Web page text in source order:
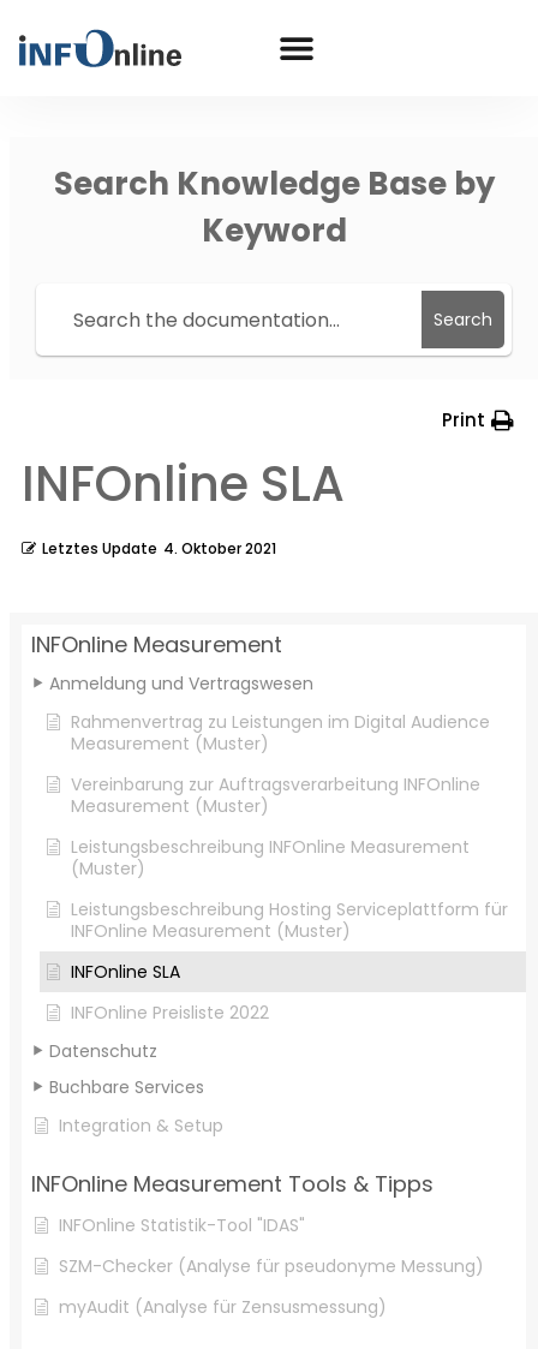
Search Knowledge Base by
Keyword
Search
INFOnline Measurement
Anmeldung und Vertragswesen
Rahmenvertrag zu Leistungen im Digital Audience
Measurement (Muster)
Vereinbarung zur Auftragsverarbeitung INFOnline
Measurement (Muster)
Leistungsbeschreibung INFOnline Measurement
(Muster)
Leistungsbeschreibung Hosting Serviceplattform für
INFOnline Measurement (Muster)
INFOnline SLA
INFOnline Preisliste 2022
Datenschutz
Buchbare Services
Integration & Setup
INFOnline Measurement Tools & Tipps
INFOnline Statistik-Tool "IDAS"
SZM-Checker (Analyse für pseudonyme Messung)
myAudit (Analyse für Zensusmessung)
Print
INFOnline SLA
Letztes Update 4. Oktober 2021